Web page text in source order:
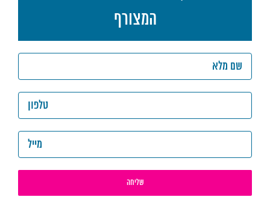
המצורף